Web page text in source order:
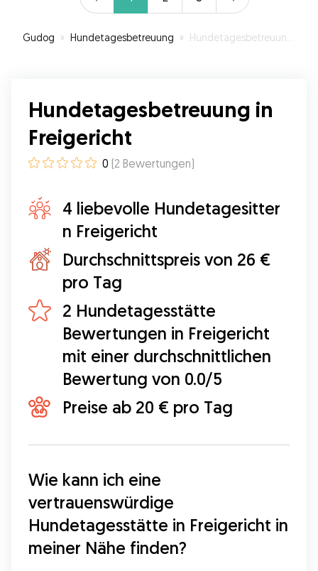
Gudog » Hundetagesbetreuung » Hundetagesbetreuung in Freigericht
Hundetagesbetreuung in
Freigericht
0 (2 Bewertungen)
4 liebevolle Hundetagesitter
n Freigericht
Durchschnittspreis von 26 €
pro Tag
2 Hundetagesstätte
Bewertungen in Freigericht
mit einer durchschnittlichen
Bewertung von 0.0/5
Preise ab 20 € pro Tag
Wie kann ich eine
vertrauenswürdige
Hundetagesstätte in Freigericht in
meiner Nähe finden?